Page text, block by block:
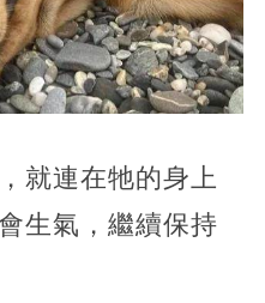
就連在牠的身上
生氣，繼續保持